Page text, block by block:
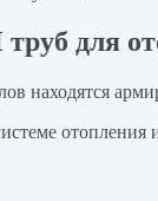
для
находятся